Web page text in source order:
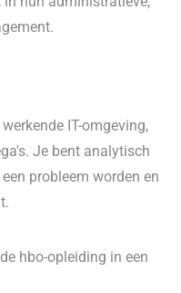
IT-omgeving,
Je bent analytisch
probleem worden en
hbo-opleiding in een